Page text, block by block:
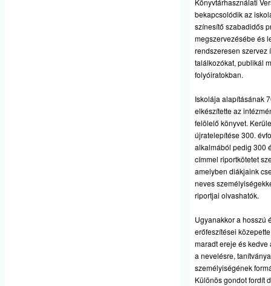
Könyvtárhasználati
bekapcsolódik az
színesítő szabadidős
megszervezésébe és
rendszeresen szervez
találkozókat, publikál
folyóiratokban.
Iskolája alapításának
elkészítette az
felölelő könyvet.
újratelepítése 300.
alkalmából pedig 300
címmel riportkötetet
amelyben diákjaink
neves
riportjai olvashatók.
Ugyanakkor a hosszú
erőfeszítései
maradt ereje és kedve
a nevelésre,
személyiségének
Különös gondot fordít